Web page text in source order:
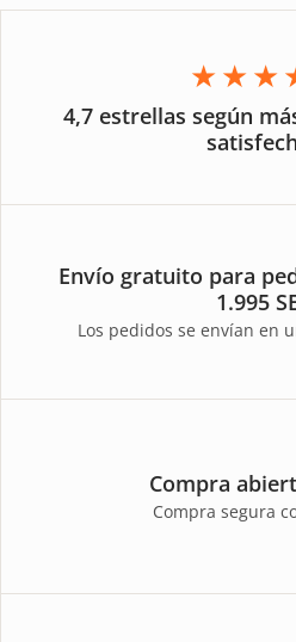
4,7 estrellas según
Envío gratuito para
1.995
Los pedidos se envían en
Compra
Compra segura